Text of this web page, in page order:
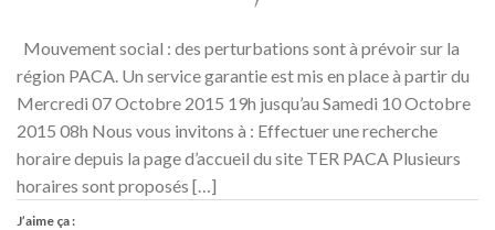
Mouvement social : des perturbations sont à prévoir sur la
région PACA. Un service garantie est mis en place à partir du
Mercredi 07 Octobre 2015 19h jusqu’au Samedi 10 Octobre
2015 08h Nous vous invitons à : Effectuer une recherche
horaire depuis la page d’accueil du site TER PACA Plusieurs
horaires sont proposés […]
J’aime ça :